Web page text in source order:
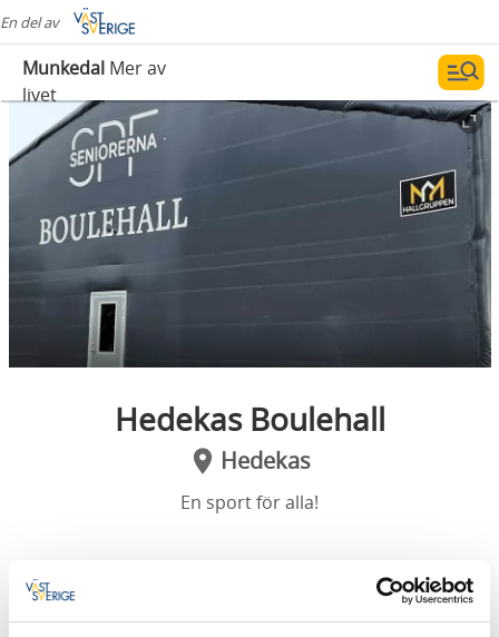
En del av
Munkedal Mer av
livet
Hedekas Boulehall
Hedekas
En sport för alla!
Boule är en sport som passar både för den som
vill ha en avkopplande stund och för den som